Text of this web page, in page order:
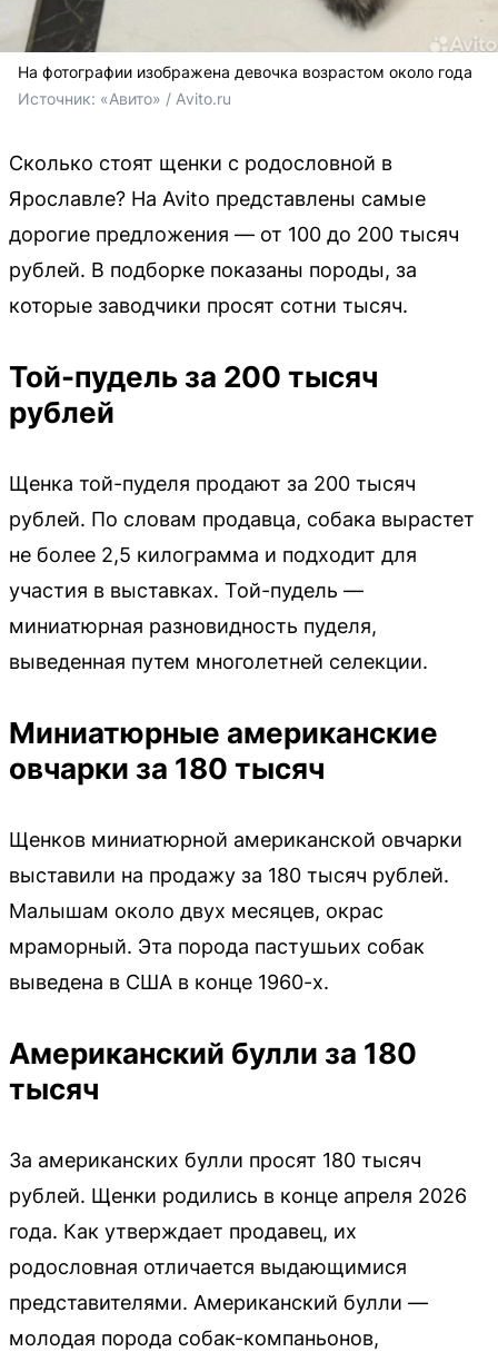
На фотографии изображена девочка возрастом около года
Источник: «Авито» / Аvito.ru
Сколько стоят щенки с родословной в
Ярославле? На Avito представлены самые
дорогие предложения — от 100 до 200 тысяч
рублей. В подборке показаны породы, за
которые заводчики просят сотни тысяч.
Той-пудель за 200 тысяч
рублей
Щенка той-пуделя продают за 200 тысяч
рублей. По словам продавца, собака вырастет
не более 2,5 килограмма и подходит для
участия в выставках. Той-пудель —
миниатюрная разновидность пуделя,
выведенная путем многолетней селекции.
Миниатюрные американские
овчарки за 180 тысяч
Щенков миниатюрной американской овчарки
выставили на продажу за 180 тысяч рублей.
Малышам около двух месяцев, окрас
мраморный. Эта порода пастушьих собак
выведена в США в конце 1960-х.
Американский булли за 180
тысяч
За американских булли просят 180 тысяч
рублей. Щенки родились в конце апреля 2026
года. Как утверждает продавец, их
родословная отличается выдающимися
представителями. Американский булли —
молодая порода собак-компаньонов,